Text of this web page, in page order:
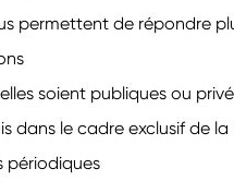
permettent de répondre
soient publiques ou
dans le cadre exclusif de
périodiques